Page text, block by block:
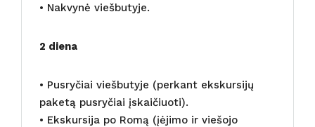
• Nakvynė viešbutyje.
2 diena
• Pusryčiai viešbutyje (perkant ekskursijų
paketą pusryčiai įskaičiuoti).
• Ekskursija po Romą (įėjimo ir viešojo